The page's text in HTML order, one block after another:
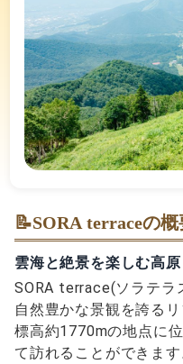
📝SORA terraceの概
雲海と絶景を楽しむ高
SORA terrace(ソラテラ
自然豊かな景観を誇るリ
標高約1770mの地点に
て訪れることができます